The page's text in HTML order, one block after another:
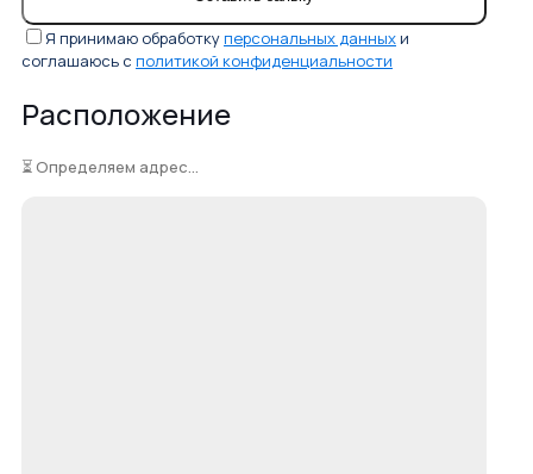
Я принимаю обработкуперсональных данных и
соглашаюсь с политикой конфиденциальности
Расположение
⏳ Определяем адрес...